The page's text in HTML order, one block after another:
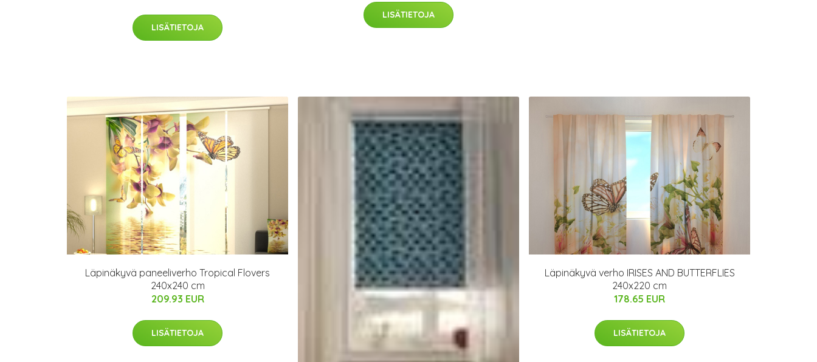
LISÄTIETOJA
LISÄTIETOJA
Läpinäkyvä paneeliverho Tropical Flovers
240x240 cm
209.93 EUR
LISÄTIETOJA
Läpinäkyvä verho IRISES AND BUTTERFLIES
240x220 cm
178.65 EUR
LISÄTIETOJA